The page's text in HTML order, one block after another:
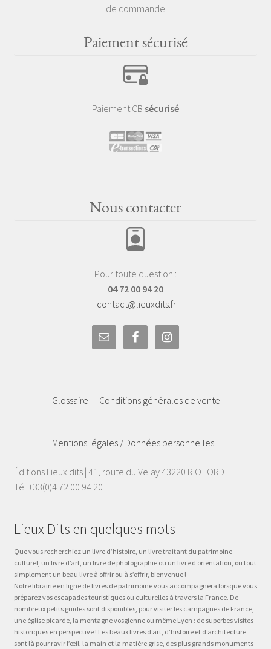
de commande
Paiement sécurisé
Paiement CB sécurisé
Nous contacter
Pour toute question :
04 72 00 94 20
contact@lieuxdits.fr
Glossaire Conditions générales de vente
Mentions légales / Données personnelles
Éditions Lieux dits | 41, route du Velay 43220 RIOTORD |
Tél +33(0)4 72 00 94 20
Lieux Dits en quelques mots
Que vous recherchiez un livre d’histoire, un livre traitant du patrimoine
culturel, un livre d’art, un livre de photographie ou un livre d’orientation, ou tout
simplement un beau livre à offrir ou à s’offrir, bienvenue !
Notre librairie en ligne de livres de patrimoine vous accompagnera lorsque vous
préparez vos escapades touristiques ou culturelles à travers la France. De
nombreux petits guides sont disponibles, pour visiter les campagnes de France,
une église picarde, la montagne vosgienne ou même Lyon : de superbes visites
historiques en perspective ! Les beaux livres d’art, d’histoire et d’architecture
sont là pour ravir l’œil, la main et la matière grise, des plus grands monuments